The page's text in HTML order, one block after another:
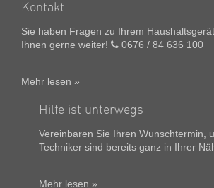
Kontakt
Sie haben Fragen zu Ihrem
Ihnen gerne weiter!
0676 / 84 636 100
Mehr lesen »
Hilfe ist unterwegs
Vereinbaren Sie Ihren Wunschtermin,
Techniker sind bereits ganz in Ihrer
Mehr lesen »